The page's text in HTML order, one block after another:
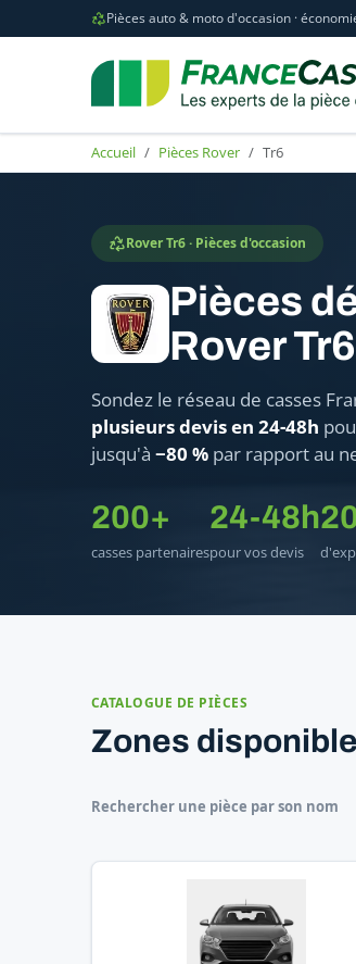
Pièces auto & moto d'occasion ·
Accueil Pièces Rover Tr6
Rover Tr6 · Pièces d'occasion
Pièces
Rover
Sondez le réseau de casses
plusieurs devis en 24-48h
jusqu'à −80 % par rapport au
200+
casses partenaires
24-48h
pour vos devis
CATALOGUE DE PIÈCES
Zones
Rechercher une pièce par son nom